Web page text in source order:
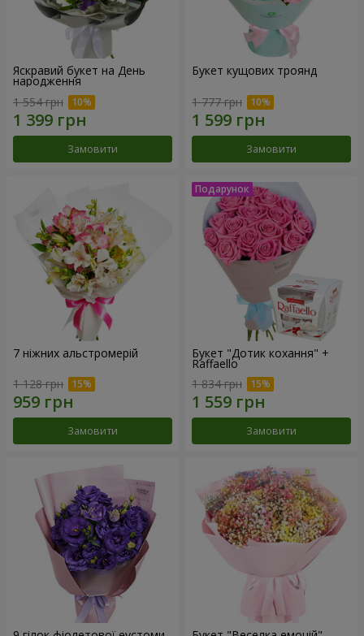
Яскравий букет на День
народження
1 554 грн
Замовити
Букет кущових троянд
1 777 грн
Замовити
7 ніжних альстромерій
1 128 грн
Замовити
Букет "Дотик кохання" +
Raffaello
1 834 грн
Замовити